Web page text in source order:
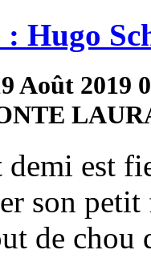
: Hugo
Août 2019
demi est
son petit
de chou